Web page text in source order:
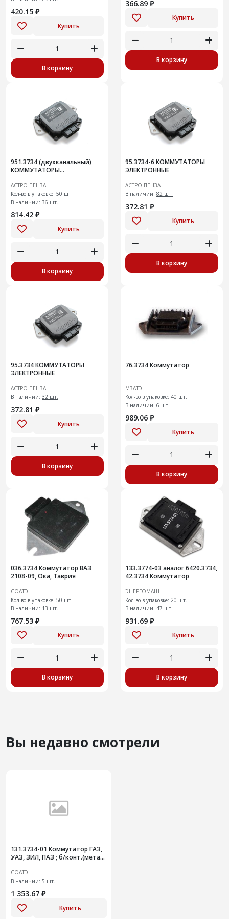
420.15 ₽
Купить
В корзину
366.89 ₽
Купить
В корзину
951.3734 (двухканальный)
КОММУТАТОРЫ
АСТРО ПЕНЗА
Кол-во в упаковке: 50 шт.
В наличии: 36 шт.
814.42 ₽
Купить
В корзину
95.3734-6 КОММУТАТОРЫ
ЭЛЕКТРОННЫЕ
АСТРО ПЕНЗА
В наличии: 82 шт.
372.81 ₽
Купить
В корзину
95.3734 КОММУТАТОРЫ
ЭЛЕКТРОННЫЕ
АСТРО ПЕНЗА
В наличии: 32 шт.
372.81 ₽
Купить
В корзину
76.3734 Коммутатор
МЗАТЭ
Кол-во в упаковке: 40 шт.
В наличии: 6 шт.
989.06 ₽
Купить
В корзину
036.3734 Коммутатор ВАЗ
2108-09, Ока, Таврия
СОАТЭ
Кол-во в упаковке: 50 шт.
В наличии: 13 шт.
767.53 ₽
Купить
В корзину
133.3774-03 аналог 6420.3734,
42.3734 Коммутатор
ЭНЕРГОМАШ
Кол-во в упаковке: 20 шт.
В наличии: 47 шт.
931.69 ₽
Купить
В корзину
Вы недавно смотрели
131.3734-01 Коммутатор ГАЗ,
УАЗ, ЗИЛ, ПАЗ ; б/конт.(метал-
СОАТЭ
В наличии: 5 шт.
1 353.67 ₽
Купить